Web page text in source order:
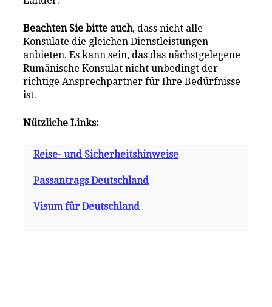
Beachten Sie bitte auch, dass nicht alle
Konsulate die gleichen Dienstleistungen
anbieten. Es kann sein, das das nächstgelegene
Rumänische Konsulat nicht unbedingt der
richtige Ansprechpartner für Ihre Bedürfnisse
ist.
Nützliche Links:
Reise- und Sicherheitshinweise
Passantrags Deutschland
Visum für Deutschland